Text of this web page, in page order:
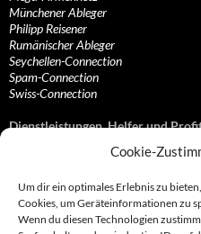
Cookie-
Um dir ein optimales Erlebnis zu
Cookies, um Geräteinformationen zu
Wenn du diesen Technologien
Münchener Ableger
Philipp Reisener
Rumänischer Ableger
Seychellen-Connection
Spam-Connection
Swiss-Connection
Dienstleistungen, Helfer und
Anonymisierungsdienste, VPN- und
Bezahlsysteme, Finanzdienstleister
Bürodienstleister, Firmengründer-
Datenhändler, Adressbroker und